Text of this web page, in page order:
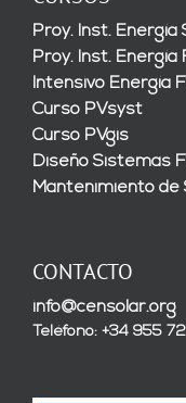
Proy. Inst. Energía
Proy. Inst. Energía
Intensivo Energía
Curso PVsyst
Curso PVgis
Diseño Sistemas
Mantenimiento de
CONTACTO
info@censolar.org
Teléfono: +34 955